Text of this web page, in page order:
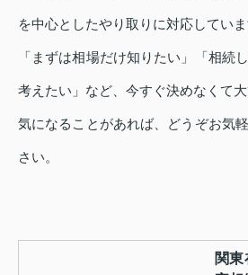
を中心としたやり取りに対応していま
「まずは相場だけ知りたい」「相続
考えたい」など、今すぐ決めなくて大
気になることがあれば、どうぞお気
さい。
関